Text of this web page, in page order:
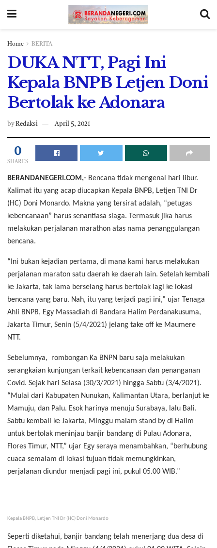
Home BERITA
DUKA NTT, Pagi Ini
Kepala BNPB Letjen Doni
Bertolak ke Adonara
by Redaksi April 5, 2021
0
SHARES
BERANDANEGERI.COM,- Bencana tidak mengenal hari libur.
Kalimat itu yang acap diucapkan Kepala BNPB, Letjen TNI Dr
(HC) Doni Monardo. Makna yang tersirat adalah, “petugas
kebencanaan” harus senantiasa siaga. Termasuk jika harus
melakukan perjalanan marathon atas nama penanggulangan
bencana.
“Ini bukan kejadian pertama, di mana kami harus melakukan
perjalanan maraton satu daerah ke daerah lain. Setelah kembali
ke Jakarta, tak lama berselang harus bertolak lagi ke lokasi
bencana yang baru. Nah, itu yang terjadi pagi ini,” ujar Tenaga
Ahli BNPB, Egy Massadiah di Bandara Halim Perdanakusuma,
Jakarta Timur, Senin (5/4/2021) jelang take off ke Maumere
NTT.
Sebelumnya, rombongan Ka BNPN baru saja melakukan
serangkaian kunjungan terkait kebencanaan dan penanganan
Covid. Sejak hari Selasa (30/3/2021) hingga Sabtu (3/4/2021).
“Mulai dari Kabupaten Nunukan, Kalimantan Utara, berlanjut ke
Mamuju, dan Palu. Esok harinya menuju Surabaya, lalu Bali.
Sabtu kembali ke Jakarta, Minggu malam stand by di Halim
untuk bertolak meninjau banjir bandang di Pulau Adonara,
Flores Timur, NTT,” ujar Egy seraya menambahkan, “berhubung
cuaca semalam di lokasi tujuan tidak memungkinkan,
perjalanan diundur menjadi pagi ini, pukul 05.00 WIB.”
Kepala BNPB, Letjen TNI Dr (HC) Doni Monardo
Seperti diketahui, banjir bandang telah menerjang dua desa di